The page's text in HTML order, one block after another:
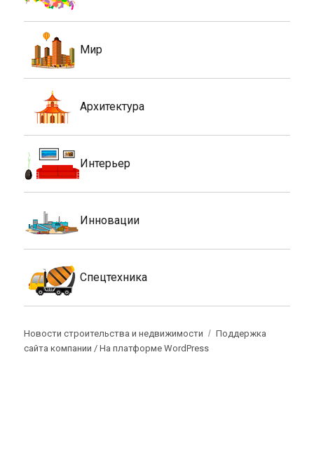
Мир
Архитектура
Интерьер
Инновации
Спецтехника
Новости строительства и недвижимости
Поддержка
сайта компании /На платформе WordPress